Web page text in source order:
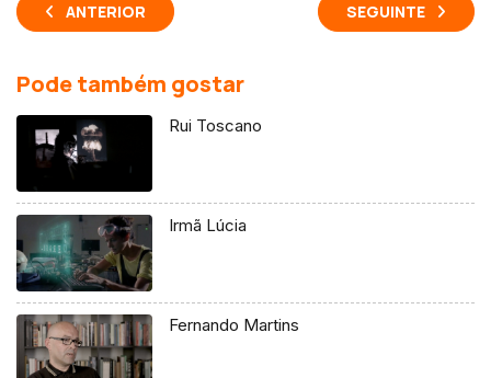
ANTERIOR SEGUINTE
Pode também gostar
Rui Toscano
Irmã Lúcia
Fernando Martins